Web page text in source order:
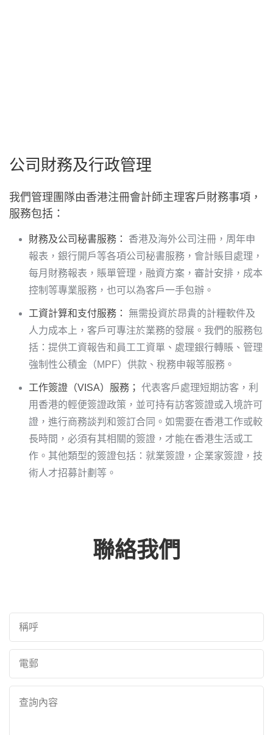
公司財務及行政管理
我們管理團隊由香港注冊會計師主理客戶財務事項，
服務包括：
財務及公司秘書服務：
香港及海外公司注冊，周年申
報表，銀行開戶等各項公司秘書服務，會計賬目處理，
每月財務報表，賬單管理，融資方案，審計安排，成本
控制等專業服務，也可以為客戶一手包辦。
工資計算和支付服務：
無需投資於昂貴的計糧軟件及
人力成本上，客戶可專注於業務的發展。我們的服務包
括：提供工資報告和員工工資單、處理銀行轉賬、管理
強制性公積金（MPF）供款、稅務申報等服務。
工作簽證（VISA）服務； 代表客戶處理短期訪客，利
用香港的輕便簽證政策，並可持有訪客簽證或入境許可
證，進行商務談判和簽訂合同。如需要在香港工作或較
長時間，必須有其相關的簽證，才能在香港生活或工
作。其他類型的簽證包括：就業簽證，企業家簽證，技
術人才招募計劃等。
聯絡我們